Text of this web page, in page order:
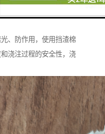
、防作用，使用挡渣棉
浇注过程的安全性，浇